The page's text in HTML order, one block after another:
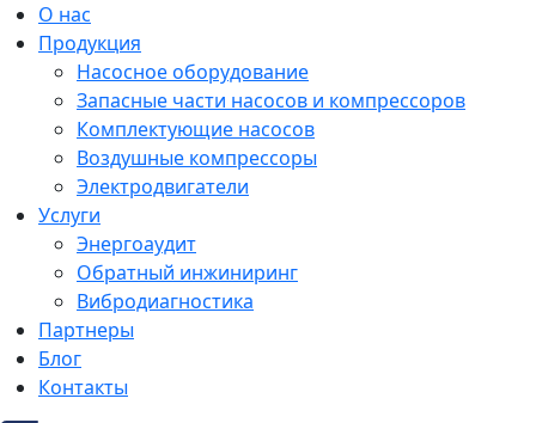
О нас
Продукция
Насосное оборудование
Запасные части насосов и компрессоров
Комплектующие насосов
Воздушные компрессоры
Электродвигатели
Услуги
Энергоаудит
Обратный инжиниринг
Вибродиагностика
Партнеры
Блог
Контакты